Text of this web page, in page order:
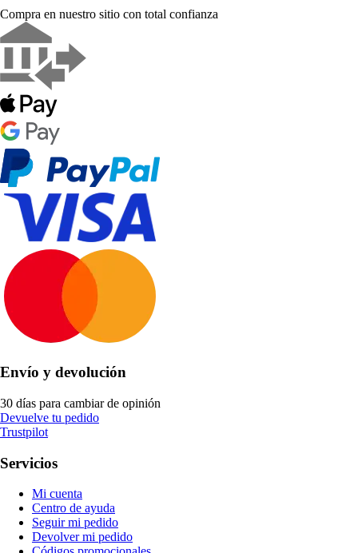
Compra en nuestro sitio con total confianza
Envío y devolución
30 días para cambiar de opinión
Devuelve tu pedido
Trustpilot
Servicios
Mi cuenta
Centro de ayuda
Seguir mi pedido
Devolver mi pedido